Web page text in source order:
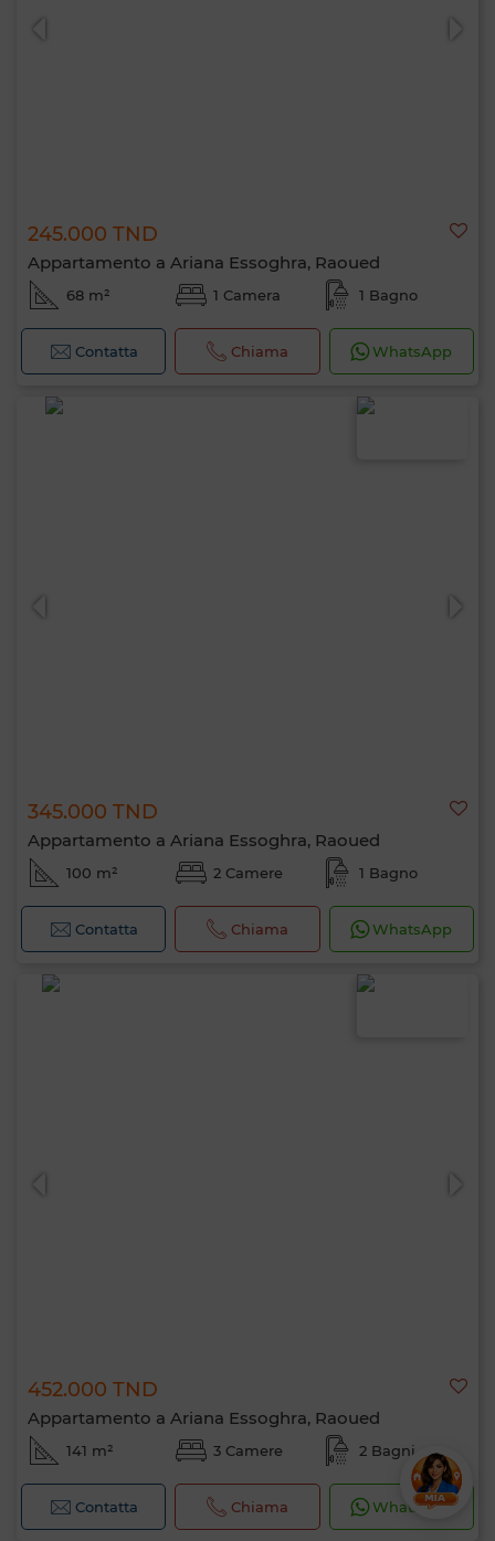
245.000 TND
Appartamento a Ariana Essoghra, Raoued
68 m² 1 Camera 1 Bagno
Contatta Chiama WhatsApp
345.000 TND
Appartamento a Ariana Essoghra, Raoued
100 m² 2 Camere 1 Bagno
Contatta Chiama WhatsApp
452.000 TND
Appartamento a Ariana Essoghra, Raoued
141 m² 3 Camere 2 Bagni
Contatta Chiama WhatsApp